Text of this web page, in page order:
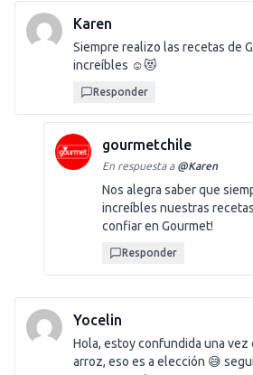
Karen
Siempre realizo las recetas de
increíbles ☺️😻
Responder
gourmetchile
En respuesta a @Karen
Nos alegra saber que
increíbles nuestras
confiar en Gourmet!
Responder
Yocelin
Hola, estoy confundida una vez
arroz, eso es a elección 😅